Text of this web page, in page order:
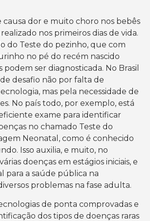
causa dor e muito choro nos bebês
nos primeiros dias de vida.
do Teste do pezinho, que com
no pé do recém nascido
podem ser diagnosticada. No Brasil
desafio não por falta de
mas pela necessidade de
No país todo, por exemplo, está
exame para identificar
no chamado Teste do
Neonatal, como é conhecido
Isso auxilia, e muito, no
doenças em estágios iniciais, e
para a saúde pública na
problemas na fase adulta.
de ponta comprovadas e
dos tipos de doenças raras